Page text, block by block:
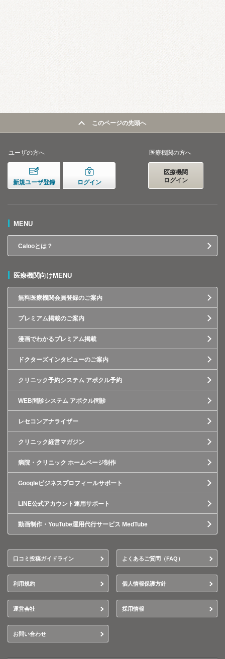
このページの先頭へ
ユーザの方へ
新規ユーザ登録 ログイン
医療機関の方へ
医療機関
ログイン
MENU
Calooとは？
医療機関向けMENU
無料医療機関会員登録のご案内
プレミアム掲載のご案内
漫画でわかるプレミアム掲載
ドクターズインタビューのご案内
クリニック予約システム アポクル予約
WEB問診システム アポクル問診
レセコンアナライザー
クリニック経営マガジン
病院・クリニック ホームページ制作
Googleビジネスプロフィールサポート
LINE公式アカウント運用サポート
動画制作・YouTube運用代行サービス MedTube
口コミ投稿ガイドライン よくあるご質問（FAQ）
利用規約 個人情報保護方針
運営会社 採用情報
お問い合わせ